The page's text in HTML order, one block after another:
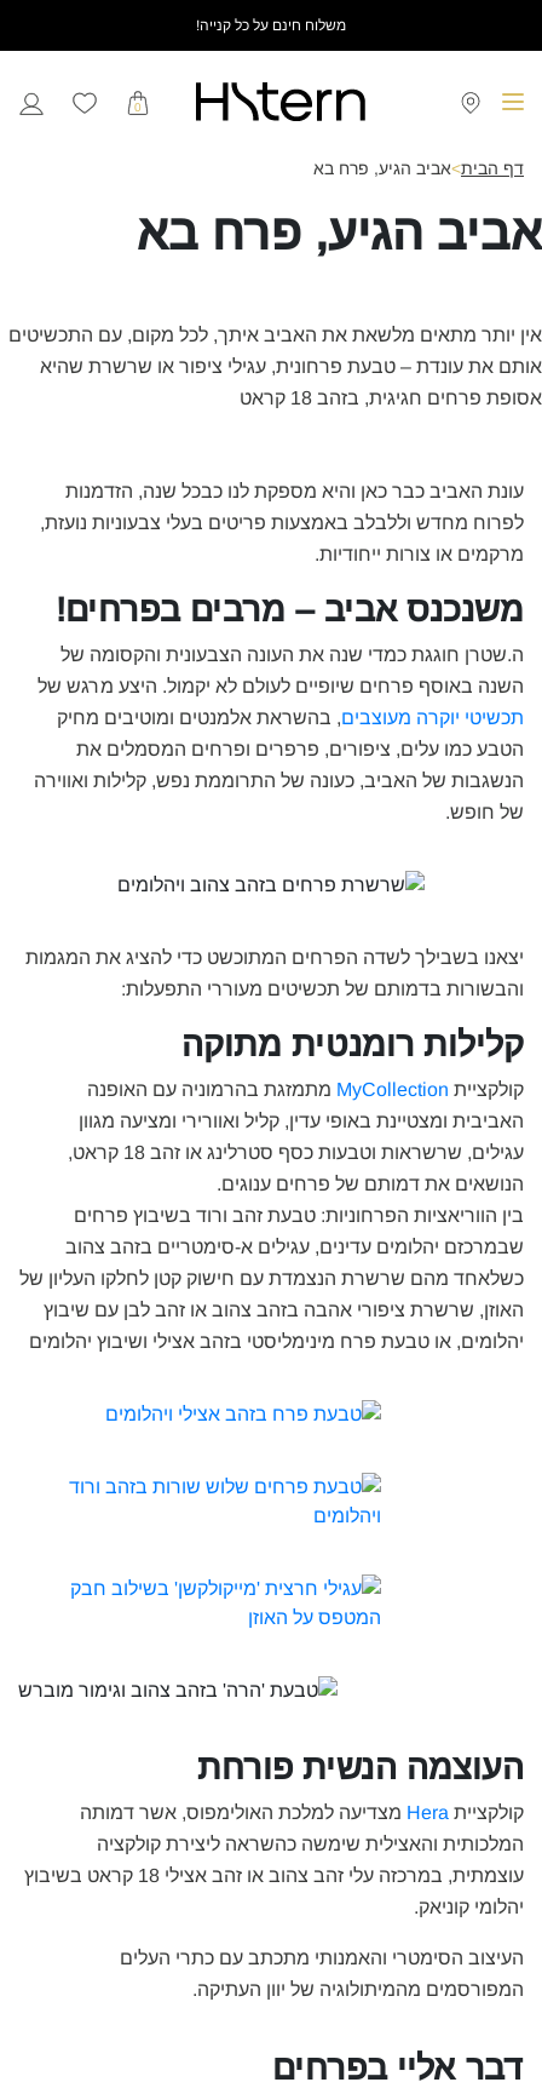
משלוח חינם על כל קנייה!
דף הבית>אביב הגיע, פרח בא
הגיע, פרח בא
יותר מתאים מלשאת את האביב איתך, לכל מקום, עם התכשיטים
את עונדת – טבעת פרחונית, עגילי ציפור או שרשרת שהיא
פרחים חגיגית, בזהב 18 קראט
עונת האביב כבר כאן והיא מספקת לנו כבכל שנה, הזדמנות
לפרוח מחדש וללבלב באמצעות פריטים בעלי צבעוניות נועזת,
מרקמים או צורות ייחודיות.
משנכנס אביב – מרבים בפרחים!
ה.שטרן חוגגת כמדי שנה את העונה הצבעונית והקסומה של
השנה באוסף פרחים שיופיים לעולם לא יקמול. היצע מרגש של
תכשיטי יוקרה מעוצבים, בהשראת אלמנטים ומוטיבים מחיק
הטבע כמו עלים, ציפורים, פרפרים ופרחים המסמלים את
הנשגבות של האביב, כעונה של התרוממת נפש, קלילות ואווירה
של חופש.
יצאנו בשבילך לשדה הפרחים המתוכשט כדי להציג את המגמות
והבשורות בדמותם של תכשיטים מעוררי התפעלות:
קלילות רומנטית מתוקה
קולקצייתMyCollectionמתמזגת בהרמוניה עם האופנה
האביבית ומצטיינת באופי עדין, קליל ואוורירי ומציעה מגוון
עגילים, שרשראות וטבעות כסף סטרלינג או זהב 18 קראט,
הנושאים את דמותם של פרחים ענוגים.
בין הווריאציות הפרחוניות: טבעת זהב ורוד בשיבוץ פרחים
שבמרכזם יהלומים עדינים, עגילים א-סימטריים בזהב צהוב
כשלאחד מהם שרשרת הנצמדת עם חישוק קטן לחלקו העליון של
האוזן, שרשרת ציפורי אהבה בזהב צהוב או זהב לבן עם שיבוץ
יהלומים, או טבעת פרח מינימליסטי בזהב אצילי ושיבוץ יהלומים
העוצמה הנשית פורחת
קולקצייתHeraמצדיעה למלכת האולימפוס, אשר דמותה
המלכותית והאצילית שימשה כהשראה ליצירת קולקציה
עוצמתית, במרכזה עלי זהב צהוב או זהב אצילי 18 קראט בשיבוץ
יהלומי קוניאק.
העיצוב הסימטרי והאמנותי מתכתב עם כתרי העלים
המפורסמים מהמיתולוגיה של יוון העתיקה.
דבר אליי בפרחים